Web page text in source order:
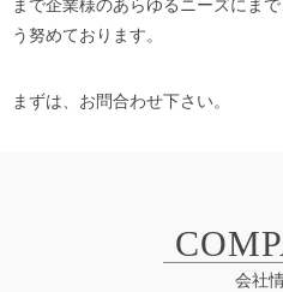
まで企業様のあらゆるニーズにま
う努めております。
まずは、お問合わせ下さい。
会社